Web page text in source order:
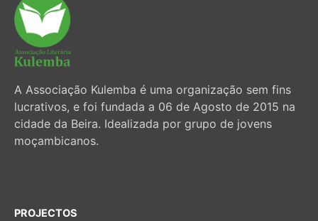
A Associação Kulemba é uma organização sem fins
lucrativos, e foi fundada a 06 de Agosto de 2015 na
cidade da Beira. Idealizada por grupo de jovens
moçambicanos.
PROJECTOS